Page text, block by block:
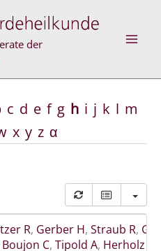
der
c d e f g h i j k l m
x y z α
R, Gerber H, Straub R,
Boujon C, Tipold A, Herholz C